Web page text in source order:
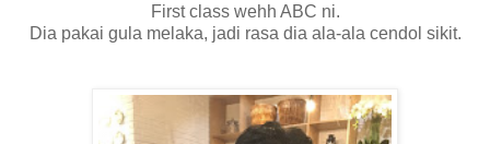
First class wehh ABC ni.
Dia pakai gula melaka, jadi rasa dia ala-ala cendol sikit.